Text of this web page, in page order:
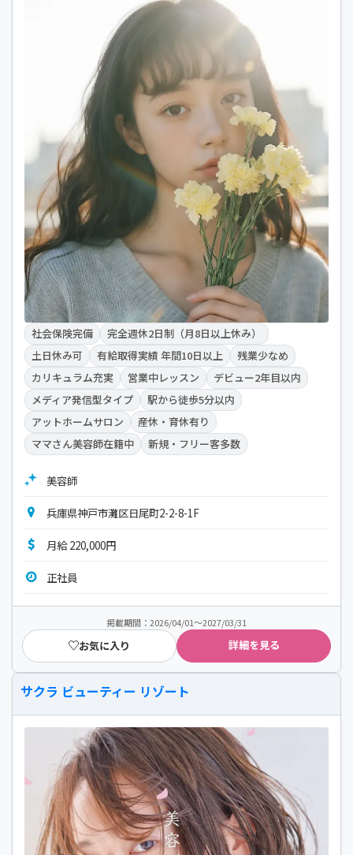
社会保険完備
完全週休2日制（月8日以上休み）
土日休み可
有給取得実績 年間10日以上
残業少なめ
カリキュラム充実
営業中レッスン
デビュー2年目以内
メディア発信型タイプ
駅から徒歩5分以内
アットホームサロン
産休・育休有り
ママさん美容師在籍中
新規・フリー客多数
美容師
兵庫県神戸市灘区日尾町2-2-8-1F
月給 220,000円
正社員
掲載期間：2026/04/01～2027/03/31
お気に入り 詳細を見る
サクラ ビューティー リゾート